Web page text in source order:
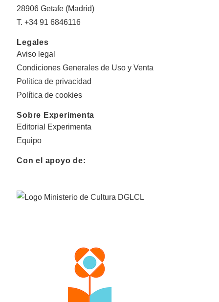
28906 Getafe (Madrid)
T. +34 91 6846116
Legales
Aviso legal
Condiciones Generales de Uso y Venta
Politica de privacidad
Política de cookies
Sobre Experimenta
Editorial Experimenta
Equipo
Con el apoyo de: